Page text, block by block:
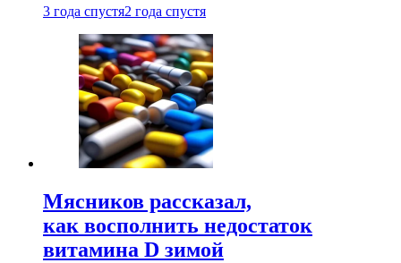
3 года спустя2 года спустя
Мясников рассказал,
как восполнить недостаток
витамина D зимой